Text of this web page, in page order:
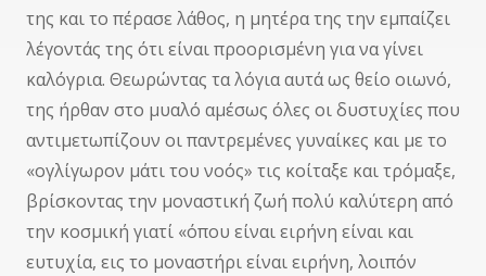
της και το πέρασε λάθος, η μητέρα της την εμπαίζει
λέγοντάς της ότι είναι προορισμένη για να γίνει
καλόγρια. Θεωρώντας τα λόγια αυτά ως θείο οιωνό,
της ήρθαν στο μυαλό αμέσως όλες οι δυστυχίες που
αντιμετωπίζουν οι παντρεμένες γυναίκες και με το
«ογλίγωρον μάτι του νοός» τις κοίταξε και τρόμαξε,
βρίσκοντας την μοναστική ζωή πολύ καλύτερη από
την κοσμική γιατί «όπου είναι ειρήνη είναι και
ευτυχία, εις το μοναστήρι είναι ειρήνη, λοιπόν